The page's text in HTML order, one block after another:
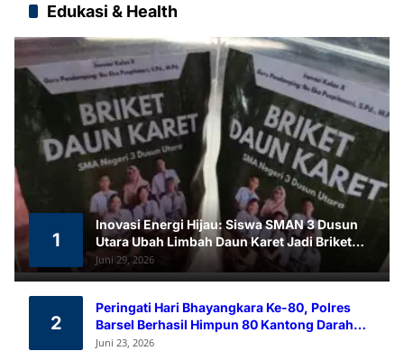
Edukasi & Health
1
Inovasi Energi Hijau: Siswa SMAN 3 Dusun
Utara Ubah Limbah Daun Karet Jadi Briket
Ramah Lingkungan
Juni 29, 2026
2
Peringati Hari Bhayangkara Ke-80, Polres
Barsel Berhasil Himpun 80 Kantong Darah
Melalui Aksi Donor Darah
Juni 23, 2026